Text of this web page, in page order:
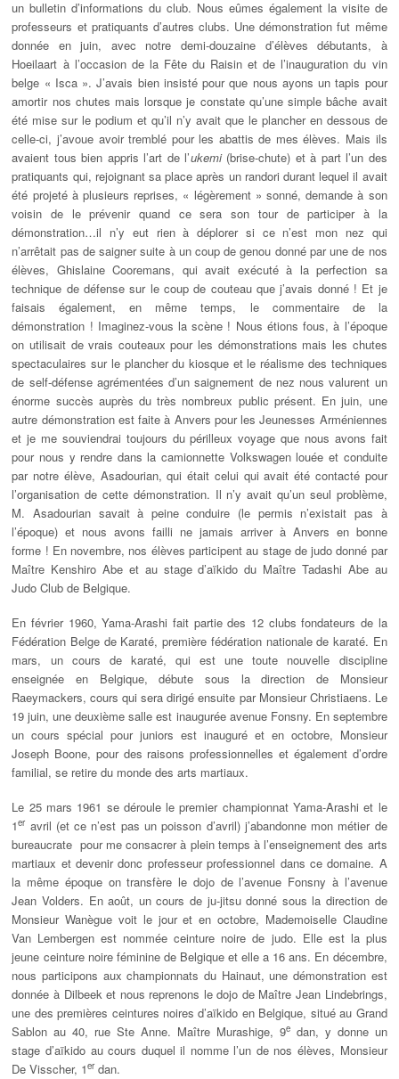
un bulletin d’informations du club. Nous eûmes également la visite de
professeurs et pratiquants d’autres clubs. Une démonstration fut même
donnée en juin, avec notre demi-douzaine d’élèves débutants, à
Hoeilaart à l’occasion de la Fête du Raisin et de l’inauguration du vin
belge « Isca ». J’avais bien insisté pour que nous ayons un tapis pour
amortir nos chutes mais lorsque je constate qu’une simple bâche avait
été mise sur le podium et qu’il n’y avait que le plancher en dessous de
celle-ci, j’avoue avoir tremblé pour les abattis de mes élèves. Mais ils
avaient tous bien appris l’art de l’ukemi(brise-chute) et à part l’un des
pratiquants qui, rejoignant sa place après un randori durant lequel il avait
été projeté à plusieurs reprises, « légèrement » sonné, demande à son
voisin de le prévenir quand ce sera son tour de participer à la
démonstration…il n’y eut rien à déplorer si ce n’est mon nez qui
n’arrêtait pas de saigner suite à un coup de genou donné par une de nos
élèves, Ghislaine Cooremans, qui avait exécuté à la perfection sa
technique de défense sur le coup de couteau que j’avais donné ! Et je
faisais également, en même temps, le commentaire de la
démonstration ! Imaginez-vous la scène ! Nous étions fous, à l’époque
on utilisait de vrais couteaux pour les démonstrations mais les chutes
spectaculaires sur le plancher du kiosque et le réalisme des techniques
de self-défense agrémentées d’un saignement de nez nous valurent un
énorme succès auprès du très nombreux public présent. En juin, une
autre démonstration est faite à Anvers pour les Jeunesses Arméniennes
et je me souviendrai toujours du périlleux voyage que nous avons fait
pour nous y rendre dans la camionnette Volkswagen louée et conduite
par notre élève, Asadourian, qui était celui qui avait été contacté pour
l’organisation de cette démonstration. Il n’y avait qu’un seul problème,
M. Asadourian savait à peine conduire (le permis n’existait pas à
l’époque) et nous avons failli ne jamais arriver à Anvers en bonne
forme ! En novembre, nos élèves participent au stage de judo donné par
Maître Kenshiro Abe et au stage d’aïkido du Maître Tadashi Abe au
Judo Club de Belgique.
En février 1960, Yama-Arashi fait partie des 12 clubs fondateurs de la
Fédération Belge de Karaté, première fédération nationale de karaté. En
mars, un cours de karaté, qui est une toute nouvelle discipline
enseignée en Belgique, débute sous la direction de Monsieur
Raeymackers, cours qui sera dirigé ensuite par Monsieur Christiaens. Le
19 juin, une deuxième salle est inaugurée avenue Fonsny. En septembre
un cours spécial pour juniors est inauguré et en octobre, Monsieur
Joseph Boone, pour des raisons professionnelles et également d’ordre
familial, se retire du monde des arts martiaux.
Le 25 mars 1961 se déroule le premier championnat Yama-Arashi et le
1er avril (et ce n’est pas un poisson d’avril) j’abandonne mon métier de
bureaucrate pour me consacrer à plein temps à l’enseignement des arts
martiaux et devenir donc professeur professionnel dans ce domaine. A
la même époque on transfère le dojo de l’avenue Fonsny à l’avenue
Jean Volders. En août, un cours de ju-jitsu donné sous la direction de
Monsieur Wanègue voit le jour et en octobre, Mademoiselle Claudine
Van Lembergen est nommée ceinture noire de judo. Elle est la plus
jeune ceinture noire féminine de Belgique et elle a 16 ans. En décembre,
nous participons aux championnats du Hainaut, une démonstration est
donnée à Dilbeek et nous reprenons le dojo de Maître Jean Lindebrings,
une des premières ceintures noires d’aïkido en Belgique, situé au Grand
Sablon au 40, rue Ste Anne. Maître Murashige, 9edan, y donne un
stage d’aïkido au cours duquel il nomme l’un de nos élèves, Monsieur
De Visscher, 1er dan.